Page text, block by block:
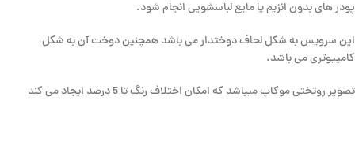
پودر های بدون انزیم یا مایع لباسشویی انجام شود.
این سرویس به شکل لحاف دوختدار می باشد همچنین دوخت آن به شکل
کامپیوتری می باشد.
تصویر روتختی موکاپ میباشد که امکان اختلاف رنگ تا 5 درصد ایجاد می کند